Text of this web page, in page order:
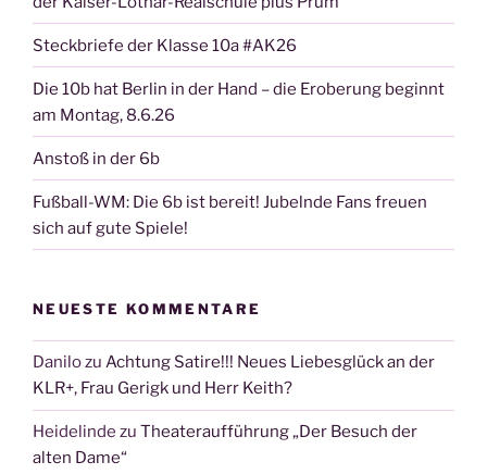
Steckbriefe der Klasse 10a #AK26
Die 10b hat Berlin in der Hand – die Eroberung beginnt
am Montag, 8.6.26
Anstoß in der 6b
Fußball-WM: Die 6b ist bereit! Jubelnde Fans freuen
sich auf gute Spiele!
NEUESTE KOMMENTARE
Danilozu Achtung Satire!!! Neues Liebesglück an der
KLR+, Frau Gerigk und Herr Keith?
Heidelinde zu Theateraufführung „Der Besuch der
alten Dame“